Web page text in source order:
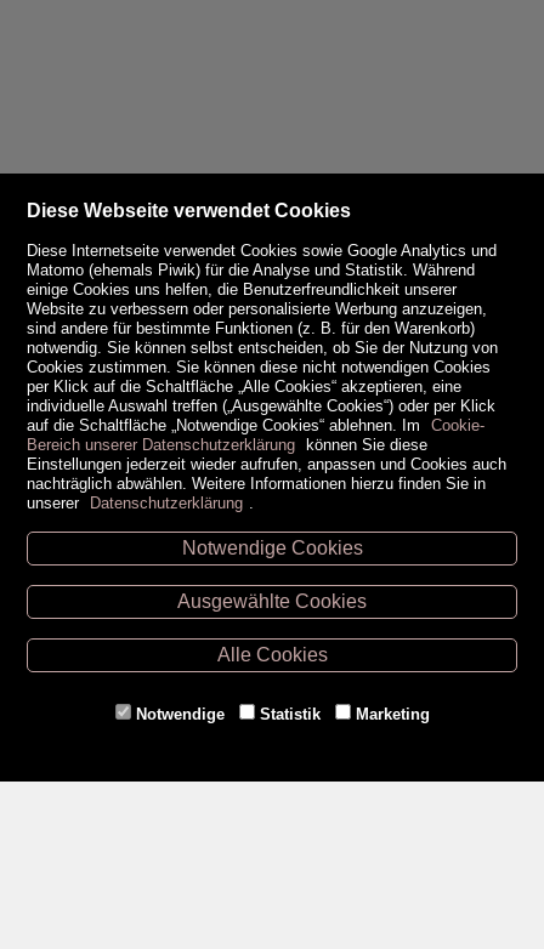
Unsere Öffnungszeiten
Retz -02942/20433
Hollabrunn -02952/30057
Eggenburg -02984/3836
Gmünd -
Diese Webseite verwendet Cookies
Diese Internetseite verwendet Cookies sowie Google Analytics und
Matomo (ehemals Piwik) für die Analyse und Statistik. Während
einige Cookies uns helfen, die Benutzerfreundlichkeit unserer
Website zu verbessern oder personalisierte Werbung anzuzeigen,
sind andere für bestimmte Funktionen (z. B. für den Warenkorb)
notwendig. Sie können selbst entscheiden, ob Sie der Nutzung von
Cookies zustimmen. Sie können diese nicht notwendigen Cookies
per Klick auf die Schaltfläche „Alle Cookies“ akzeptieren, eine
individuelle Auswahl treffen („Ausgewählte Cookies“) oder per Klick
auf die Schaltfläche „Notwendige Cookies“ ablehnen. Im
Cookie-
Bereich unserer Datenschutzerklärung können Sie diese
Einstellungen jederzeit wieder aufrufen, anpassen und Cookies auch
nachträglich abwählen. Weitere Informationen hierzu finden Sie in
unserer Datenschutzerklärung
Notwendige Cookies
Ausgewählte Cookies
Alle Cookies
Notwendige Statistik Marketing